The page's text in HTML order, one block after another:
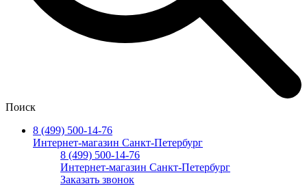
Поиск
8 (499) 500-14-76
Интернет-магазин Санкт-Петербург
8 (499) 500-14-76
Интернет-магазин Санкт-Петербург
Заказать звонок